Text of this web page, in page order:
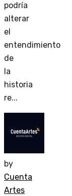
podría
alterar
el
entendimiento
de
la
historia
re...
by
Cuenta
Artes